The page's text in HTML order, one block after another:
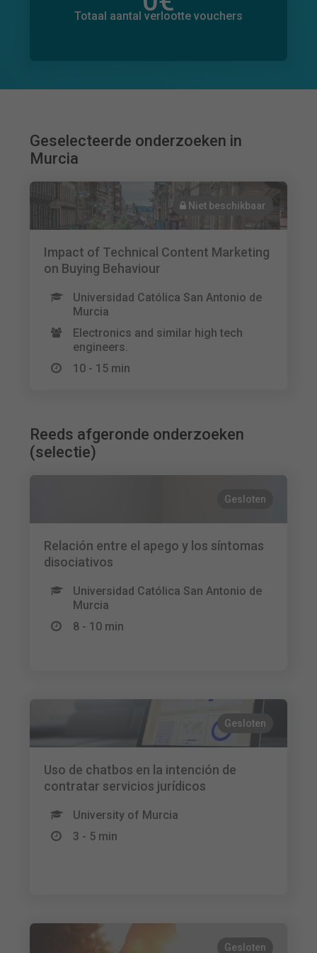
Totaal aantal verlootte vouchers
0€
Geselecteerde onderzoeken in
Murcia
Niet beschikbaar
Impact of Technical Content Marketing
on Buying Behaviour
Universidad Católica San Antonio de
Murcia
Electronics and similar high tech
engineers.
10 - 15 min
Reeds afgeronde onderzoeken
(selectie)
Gesloten
Relación entre el apego y los síntomas
disociativos
Universidad Católica San Antonio de
Murcia
8 - 10 min
Gesloten
Uso de chatbos en la intención de
contratar servicios jurídicos
University of Murcia
3 - 5 min
Gesloten